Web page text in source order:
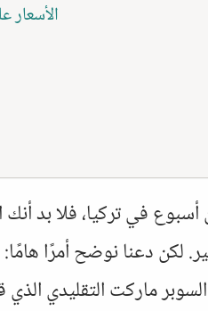
الأسعار
أسبوع في تركيا، فلا
ماركت التقليدي